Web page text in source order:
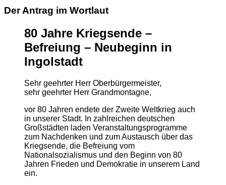
Der Antrag im Wortlaut
80 Jahre Kriegsende –
Befreiung – Neubeginn in
Ingolstadt
Sehr geehrter Herr Oberbürgermeister,
sehr geehrter Herr Grandmontagne,
vor 80 Jahren endete der Zweite Weltkrieg auch
in unserer Stadt. In zahlreichen deutschen
Großstädten laden Veranstaltungsprogramme
zum Nachdenken und zum Austausch über das
Kriegsende, die Befreiung vom
Nationalsozialismus und den Beginn von 80
Jahren Frieden und Demokratie in unserem Land
ein.